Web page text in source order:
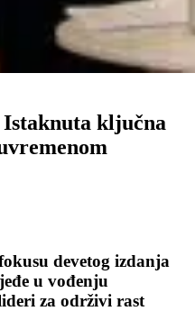
ključna
devetog izdanja
u vođenju
za održivi rast